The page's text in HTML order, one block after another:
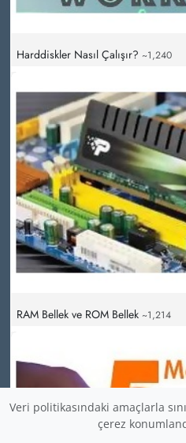
Harddiskler Nasıl Çalışır? ~1,240
RAM Bellek ve ROM Bellek ~1,214
Veri politikasındaki amaçlarla
çerez